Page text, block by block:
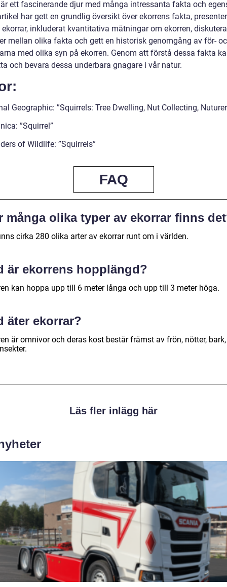
ett fascinerande djur med många intressanta fakta och
har gett en grundlig översikt över ekorrens fakta,
ekorrar, inkluderat kvantitativa mätningar om ekorren,
mellan olika fakta och gett en historisk genomgång av för-
med olika syn på ekorren. Genom att förstå dessa fakta
och bevara dessa underbara gnagare i vår natur.
Geographic: ”Squirrels: Tree Dwelling, Nut Collecting,
”Squirrel”
of Wildlife: ”Squirrels”
FAQ
många olika typer av ekorrar finns
cirka 280 olika arter av ekorrar runt om i världen.
är ekorrens hopplängd?
kan hoppa upp till 6 meter långa och upp till 3 meter höga.
äter ekorrar?
är omnivor och deras kost består främst av frön, nötter,
Läs fler inlägg här